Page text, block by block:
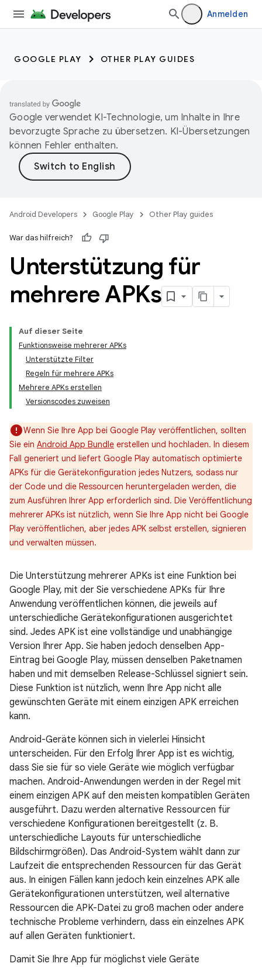
Anmelden
GOOGLE PLAY OTHER PLAY GUIDES
Google verwendet KI-Technologie, um Inhalte in Ihre
bevorzugte Sprache zu übersetzen. KI-Übersetzungen
können Fehler enthalten.
Android Developers Google Play Other Play guides
War das hilfreich?
Unterstützung für
mehrere APKs
Auf dieser Seite
Funktionsweise mehrerer APKs
Unterstützte Filter
Regeln für mehrere APKs
Mehrere APKs erstellen
Versionscodes zuweisen
Wenn Sie Ihre App bei Google Play veröffentlichen, sollten
Sie ein Android App Bundle erstellen und hochladen. In diesem
Fall generiert und liefert Google Play automatisch optimierte
APKs für die Gerätekonfiguration jedes Nutzers, sodass nur
der Code und die Ressourcen heruntergeladen werden, die
zum Ausführen Ihrer App erforderlich sind. Die Veröffentlichung
mehrerer APKs ist nützlich, wenn Sie Ihre App nicht bei Google
Play veröffentlichen, aber jedes APK selbst erstellen, signieren
und verwalten müssen.
Die Unterstützung mehrerer APKs ist eine Funktion bei
Google Play, mit der Sie verschiedene APKs für Ihre
Anwendung veröffentlichen können, die jeweils auf
unterschiedliche Gerätekonfigurationen ausgerichtet
sind. Jedes APK ist eine vollständige und unabhängige
Version Ihrer App. Sie haben jedoch denselben App-
Eintrag bei Google Play, müssen denselben Paketnamen
haben und mit demselben Release-Schlüssel signiert sein.
Diese Funktion ist nützlich, wenn Ihre App nicht alle
gewünschten Geräte mit einem einzigen APK erreichen
kann.
Android-Geräte können sich in vielerlei Hinsicht
unterscheiden. Für den Erfolg Ihrer App ist es wichtig,
dass Sie sie für so viele Geräte wie möglich verfügbar
machen. Android-Anwendungen werden in der Regel mit
einem einzigen APK auf den meisten kompatiblen Geräten
ausgeführt. Dazu werden alternative Ressourcen für
verschiedene Konfigurationen bereitgestellt (z. B.
unterschiedliche Layouts für unterschiedliche
Bildschirmgrößen). Das Android-System wählt dann zur
Laufzeit die entsprechenden Ressourcen für das Gerät
aus. In einigen Fällen kann jedoch kein einzelnes APK alle
Gerätekonfigurationen unterstützen, weil alternative
Ressourcen die APK-Datei zu groß machen oder andere
technische Probleme verhindern, dass ein einzelnes APK
auf allen Geräten funktioniert.
Damit Sie Ihre App für möglichst viele Geräte